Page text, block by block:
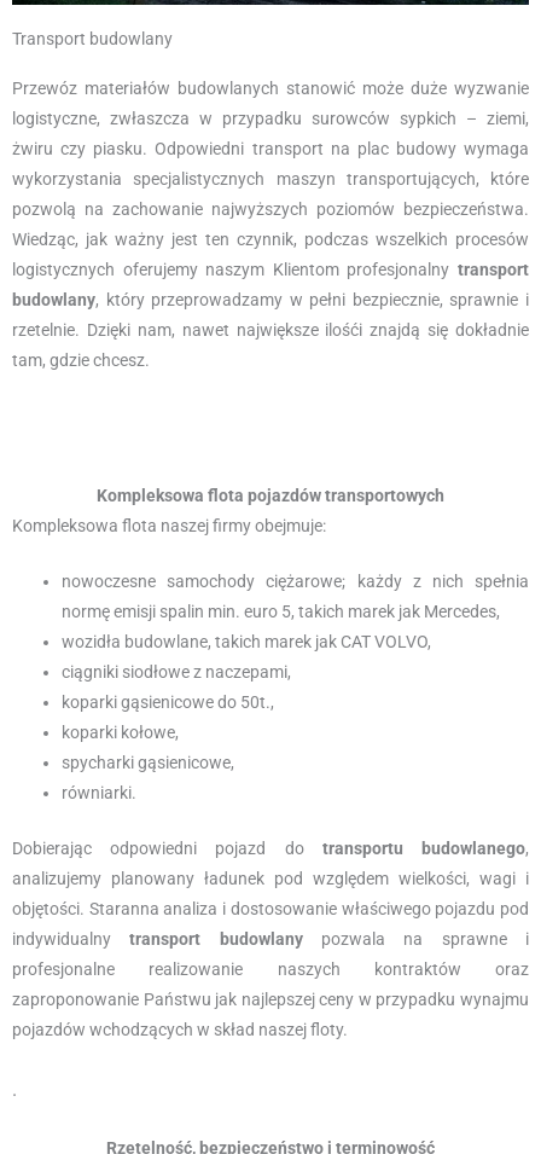
Transport budowlany
Przewóz materiałów budowlanych stanowić może duże wyzwanie
logistyczne, zwłaszcza w przypadku surowców sypkich – ziemi,
żwiru czy piasku. Odpowiedni transport na plac budowy wymaga
wykorzystania specjalistycznych maszyn transportujących, które
pozwolą na zachowanie najwyższych poziomów bezpieczeństwa.
Wiedząc, jak ważny jest ten czynnik, podczas wszelkich procesów
logistycznych oferujemy naszym Klientom profesjonalny transport
budowlany, który przeprowadzamy w pełni bezpiecznie, sprawnie i
rzetelnie. Dzięki nam, nawet największe ilośći znajdą się dokładnie
tam, gdzie chcesz.
Kompleksowa flota pojazdów transportowych
Kompleksowa flota naszej firmy obejmuje:
nowoczesne samochody ciężarowe; każdy z nich spełnia
normę emisji spalin min. euro 5, takich marek jak Mercedes,
wozidła budowlane, takich marek jak CAT VOLVO,
ciągniki siodłowe z naczepami,
koparki gąsienicowe do 50t.,
koparki kołowe,
spycharki gąsienicowe,
równiarki.
Dobierając odpowiedni pojazd do transportu budowlanego,
analizujemy planowany ładunek pod względem wielkości, wagi i
objętości. Staranna analiza i dostosowanie właściwego pojazdu pod
indywidualnytransport budowlanypozwala na sprawne i
profesjonalne realizowanie naszych kontraktów oraz
zaproponowanie Państwu jak najlepszej ceny w przypadku wynajmu
pojazdów wchodzących w skład naszej floty.
.
Rzetelność, bezpieczeństwo i terminowość